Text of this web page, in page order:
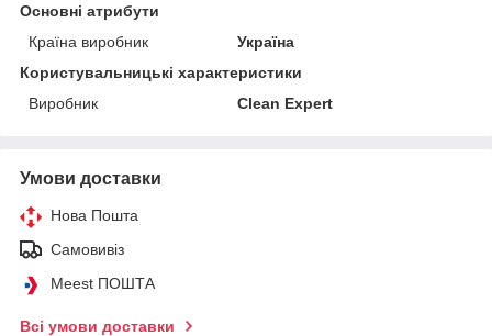
Основні атрибути
Країна виробник
Україна
Користувальницькі характеристики
Виробник
Clean Expert
Умови доставки
Нова Пошта
Самовивіз
Meest ПОШТА
Всі умови доставки